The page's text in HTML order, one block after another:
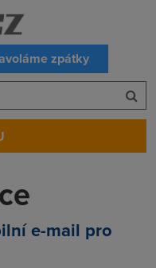
zpátky
e-mail pro